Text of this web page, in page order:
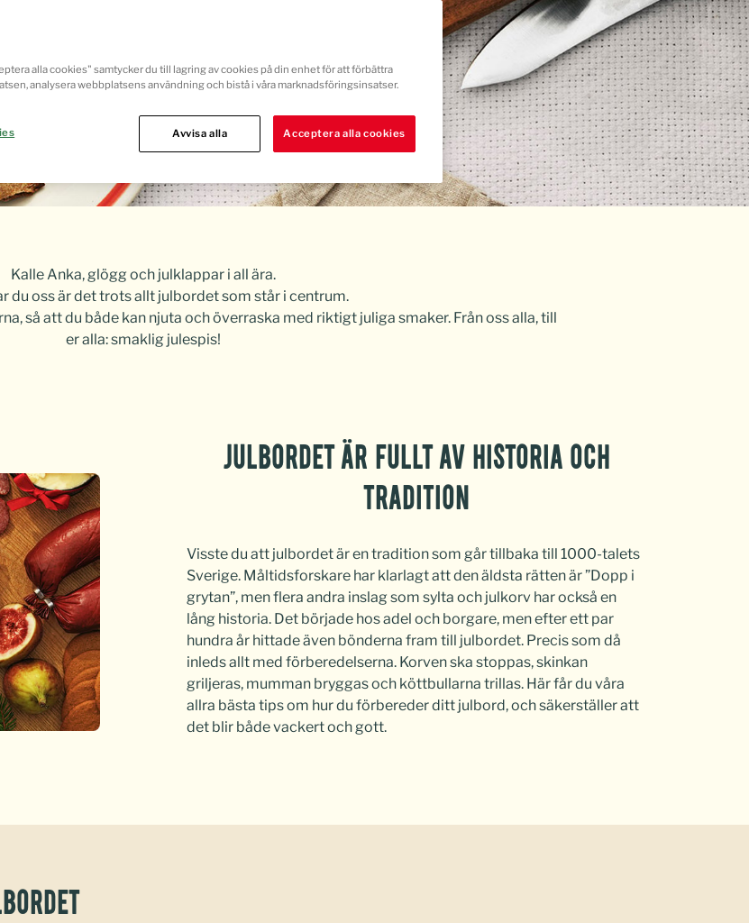
Kalle Anka, glögg och julklappar i all ära.
du oss är det trots allt julbordet som står i centrum.
så att du både kan njuta och överraska med riktigt juliga smaker. Från oss alla, till
er alla: smaklig julespis!
Julbordet är fullt av historia och
tradition
Visste du att julbordet är en tradition som går tillbaka till 1000-talets
Sverige. Måltidsforskare har klarlagt att den äldsta rätten är ”Dopp i
grytan”, men flera andra inslag som sylta och julkorv har också en
lång historia. Det började hos adel och borgare, men efter ett par
hundra år hittade även bönderna fram till julbordet. Precis som då
inleds allt med förberedelserna. Korven ska stoppas, skinkan
griljeras, mumman bryggas och köttbullarna trillas. Här får du våra
allra bästa tips om hur du förbereder ditt julbord, och säkerställer att
det blir både vackert och gott.
alla cookies" samtycker du till lagring av cookies på din enhet för att förbättra
analysera webbplatsens användning och bistå i våra marknadsföringsinsatser.
Avvisa alla Acceptera alla cookies